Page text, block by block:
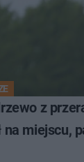
z
na miejscu,